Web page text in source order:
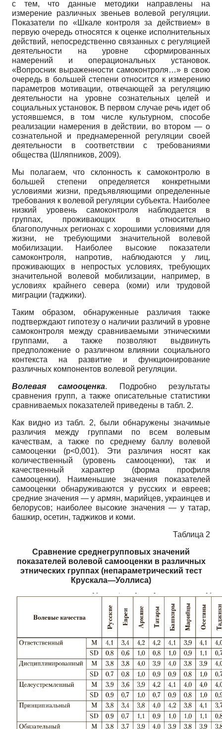
с тем, что данные методики направлены на
измерение различных звеньев волевой регуляции.
Показатели по «Шкале контроля за действием» в
первую очередь относятся к оценке исполнительных
действий, непосредственно связанных с регуляцией
деятельности на уровне сформированных
намерений и операциональных установок.
«Вопросник выраженности самоконтроля…» в свою
очередь в большей степени относится к измерению
параметров мотивации, отвечающей за регуляцию
деятельности на уровне сознательных целей и
социальных установок. В первом случае речь идет об
устоявшемся, в том числе культурном, способе
реализации намерения в действии, во втором — о
сознательной и преднамеренной регуляции своей
деятельности в соответствии с требованиями
общества (Шляпников, 2009).
Мы полагаем, что склонность к самоконтролю в
большей степени определяется конкретными
условиями жизни, предъявляющими определенные
требования к волевой регуляции субъекта. Наиболее
низкий уровень самоконтроля наблюдается в
группах, проживающих в относительно
благополучных регионах с хорошими условиями для
жизни, не требующими значительной волевой
мобилизации. Наиболее высокие показатели
самоконтроля, напротив, наблюдаются у лиц,
проживающих в непростых условиях, требующих
значительной волевой мобилизации, например, в
условиях крайнего севера (коми) или трудовой
миграции (таджики).
Таким образом, обнаруженные различия также
подтверждают гипотезу о наличии различий в уровне
самоконтроля между сравниваемыми этническими
группами, а также позволяют выдвинуть
предположение о различном влиянии социального
контекста на развитие и функционирование
различных компонентов волевой регуляции.
Волевая самооценка. Подробно результаты
сравнения групп, а также описательные статистики
сравниваемых показателей приведены в табл. 2.
Как видно из табл. 2, были обнаружены значимые
различия между группами по всем волевым
качествам, а также по среднему баллу волевой
самооценки (p<0,001). Эти различия носят как
количественный (уровень самооценки), так и
качественный характер (форма профиля
самооценки). Наименьшие значения показателей
самооценки обнаруживаются у русских и евреев;
средние значения — у армян, марийцев, украинцев и
белорусов; наиболее высокие значения — у татар,
башкир, осетин, таджиков и коми.
Таблица 2
Сравнение среднегрупповых значений
показателей волевой самооценки в различных
этнических группах (непараметрический тест
Крускала—Уоллиса)